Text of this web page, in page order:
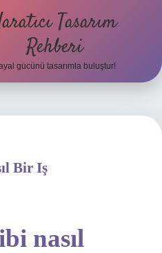
Tasarım
Rehberi
gücünü tasarımla buluştur!
Bir Iş
nasıl